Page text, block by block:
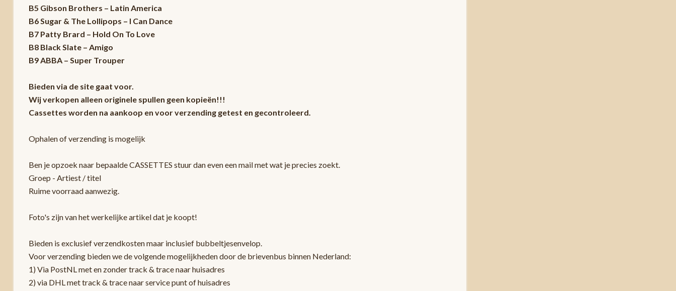
B5 Gibson Brothers – Latin America
B6 Sugar & The Lollipops – I Can Dance
B7 Patty Brard – Hold On To Love
B8 Black Slate – Amigo
B9 ABBA – Super Trouper
Bieden via de site gaat voor.
Wij verkopen alleen originele spullen geen kopieën!!!
Cassettes worden na aankoop en voor verzending getest en gecontroleerd.
Ophalen of verzending is mogelijk
Ben je opzoek naar bepaalde CASSETTES stuur dan even een mail met wat je precies zoekt.
Groep - Artiest / titel
Ruime voorraad aanwezig.
Foto's zijn van het werkelijke artikel dat je koopt!
Bieden is exclusief verzendkosten maar inclusief bubbeltjesenvelop.
Voor verzending bieden we de volgende mogelijkheden door de brievenbus binnen Nederland:
1) Via PostNL met en zonder track & trace naar huisadres
2) via DHL met track & trace naar service punt of huisadres